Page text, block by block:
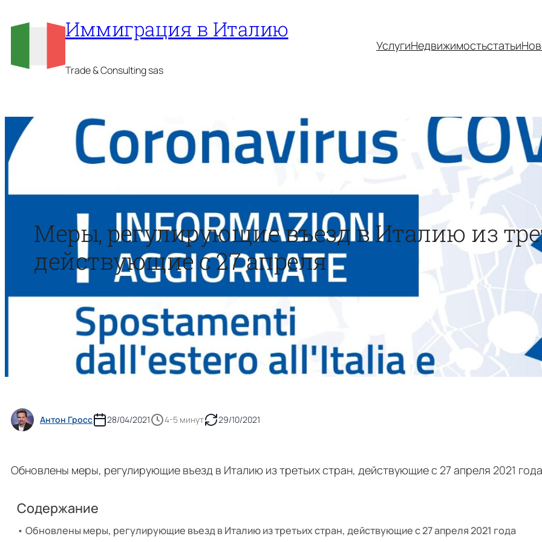
Иммиграция в Италию
Trade & Consulting sas
УслугиНедвижимостьстатьи
Меры, регулирующие въезд в Италию из
действующие с 27 апреля
Антон Гросс 28/04/2021 4-5 минут 29/10/2021
Обновлены меры, регулирующие въезд в Италию из третьих стран, действующие с 27 апреля 2021
Содержание
Обновлены меры, регулирующие въезд в Италию из третьих стран, действующие с 27 апреля 2021 года